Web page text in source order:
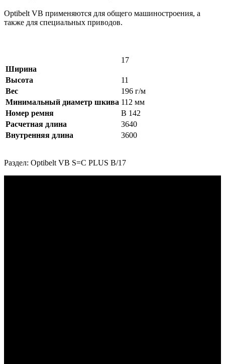
Оptibelt VB применяются для общего машиностроения, а
также для специальных приводов.
Ширина
17
Высота
11
Вес
196 г/м
Минимальный диаметр шкива 112 мм
Номер ремня
B 142
Расчетная длина
3640
Внутренняя длина
3600
Раздел: Optibelt VB S=C PLUS B/17